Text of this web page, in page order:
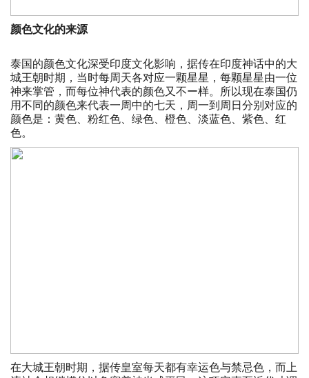
颜色文化的来源
泰国的颜色文化深受印度文化影响，据传在印度神话中的大
城王朝时期，当时每周天各对应一颗星星，每颗星星由一位
神来掌管，而每位神代表的颜色又不ー样。所以现在泰国仍
用不同的颜色来代表一周中的七天，周一到周日分别对应的
颜色是：黄色、粉红色、绿色、橙色、淡蓝色、紫色、红
色。
在大城王朝时期，据传皇室每天都有幸运色与禁忌色，而上